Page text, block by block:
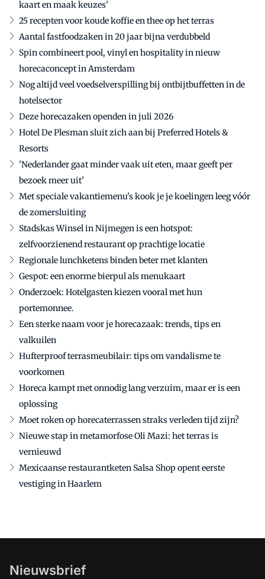
kaart en maak keuzes'
25 recepten voor koude koffie en thee op het terras
Aantal fastfoodzaken in 20 jaar bijna verdubbeld
Spin combineert pool, vinyl en hospitality in nieuw
horecaconcept in Amsterdam
Nog altijd veel voedselverspilling bij ontbijtbuffetten in de
hotelsector
Deze horecazaken openden in juli 2026
Hotel De Plesman sluit zich aan bij Preferred Hotels &
Resorts
'Nederlander gaat minder vaak uit eten, maar geeft per
bezoek meer uit'
Met speciale vakantiemenu's kook je je koelingen leeg vóór
de zomersluiting
Stadskas Winsel in Nijmegen is een hotspot:
zelfvoorzienend restaurant op prachtige locatie
Regionale lunchketens binden beter met klanten
Gespot: een enorme bierpul als menukaart
Onderzoek: Hotelgasten kiezen vooral met hun
portemonnee.
Een sterke naam voor je horecazaak: trends, tips en
valkuilen
Hufterproof terrasmeubilair: tips om vandalisme te
voorkomen
Horeca kampt met onnodig lang verzuim, maar er is een
oplossing
Moet roken op horecaterrassen straks verleden tijd zijn?
Nieuwe stap in metamorfose Oli Mazi: het terras is
vernieuwd
Mexicaanse restaurantketen Salsa Shop opent eerste
vestiging in Haarlem
Nieuwsbrief